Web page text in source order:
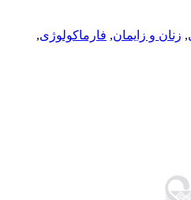
زنان و زایمان,فارماکولوژی ,